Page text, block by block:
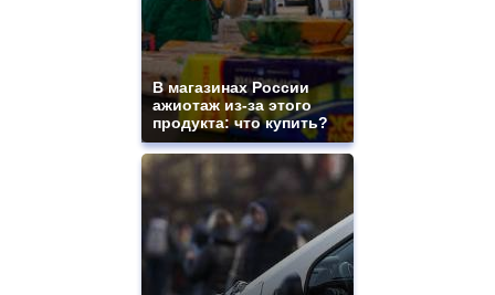
В магазинах России
ажиотаж из-за этого
продукта: что купить?